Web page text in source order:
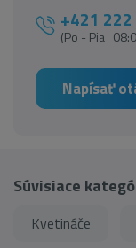
+421
(Po - Pia
Napísať
Súvisiace
Kvetináče